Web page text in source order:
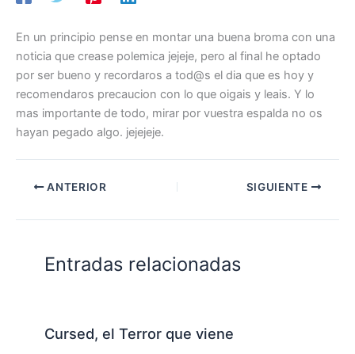
En un principio pense en montar una buena broma con una
noticia que crease polemica jejeje, pero al final he optado
por ser bueno y recordaros a tod@s el dia que es hoy y
recomendaros precaucion con lo que oigais y leais. Y lo
mas importante de todo, mirar por vuestra espalda no os
hayan pegado algo. jejejeje.
ANTERIOR SIGUIENTE
Entradas relacionadas
Cursed, el Terror que viene